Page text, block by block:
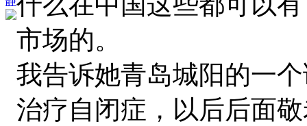
市场的。
我告诉她青岛城阳的一
治疗自闭症，以后后面